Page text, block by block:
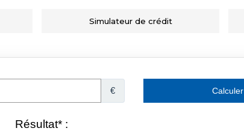
Simulateur de crédit